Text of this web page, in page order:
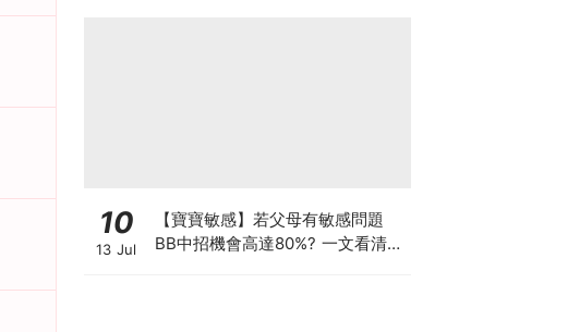
10
13 Jul
【寶寶敏感】若父母有敏感問題
BB中招機會高達80%? 一文看清預